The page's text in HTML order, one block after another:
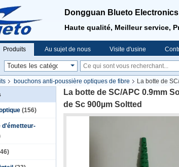
Dongguan Blueto
Haute qualité, Meilleur service,
Produits Au sujet de nous Visite d'usine
bouchons anti-poussière optiques de fibre
La botte de
(156)
d'émetteur-
La botte de SC/APC 0.9mm
de Sc 900µm Soltted